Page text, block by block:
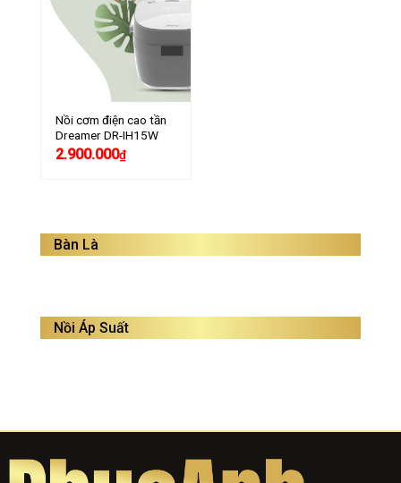
Nồi cơm điện cao tần
Dreamer DR-IH15W
2.900.000₫
Bàn Là
Nồi Áp Suất